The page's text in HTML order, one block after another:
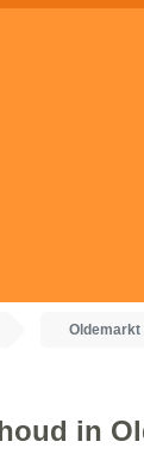
Oldemarkt
in